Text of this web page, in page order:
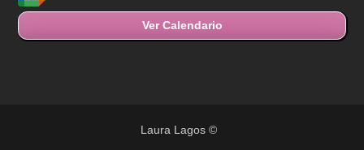
Ver Calendario
Laura Lagos ©